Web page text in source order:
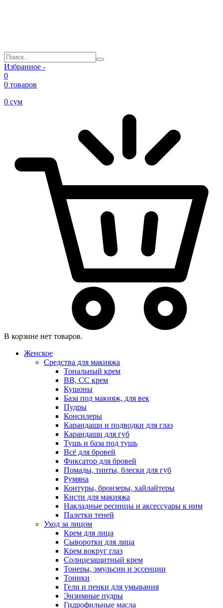
Избранное -
0
0 товаров
0 сум
В корзине нет товаров.
Женское
Средства для макияжа
Тональный крем
BB, CC крем
Кушоны
База под макияж, для век
Пудры
Консилеры
Карандаши и подводки для глаз
Карандаши для губ
Тушь и база под тушь
Всё для бровей
Фиксатор для бровей
Помады, тинты, блески для губ
Румяна
Контуры, бронзеры, хайлайтеры
Кисти для макияжа
Накладные ресницы и аксессуары к ним
Палетки теней
Уход за лицом
Крем для лица
Сыворотки для лица
Крем вокруг глаз
Солнцезащитный крем
Тонеры, эмульсии и эссенции
Тоники
Гели и пенки для умывания
Энзимные пудры
Гидрофильные масла